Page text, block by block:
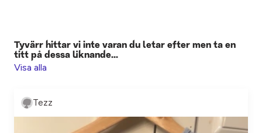
Tyvärr hittar vi inte varan du letar efter men ta en
titt på dessa liknande...
Visa alla
Tezz